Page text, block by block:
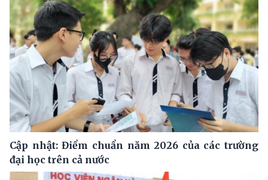
Cập nhật: Điểm chuẩn năm 2026 của các trường
đại học trên cả nước